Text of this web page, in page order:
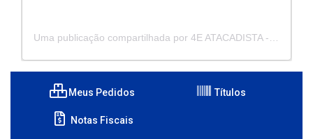
Meus Pedidos Títulos
Notas Fiscais